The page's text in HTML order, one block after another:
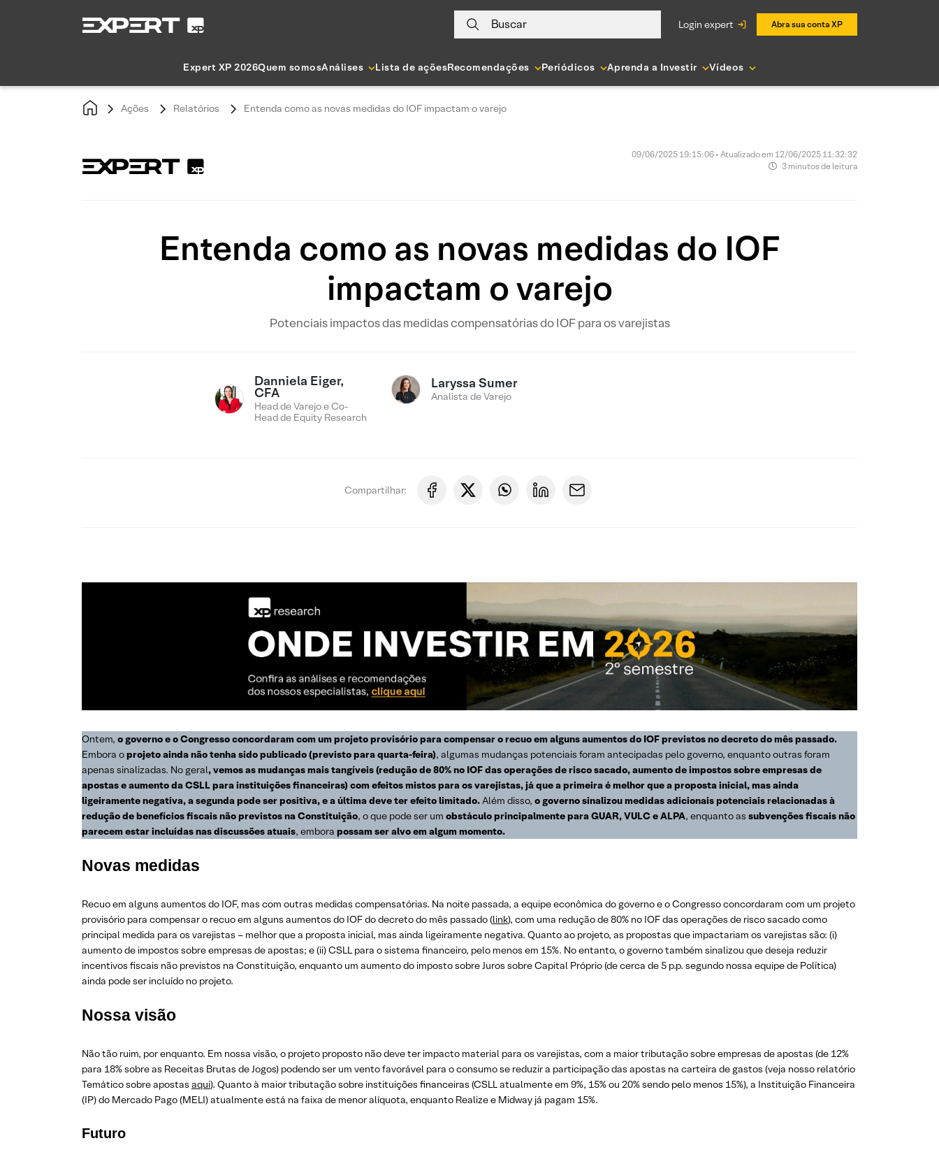
Buscar login expert Abra sua conta XP
Expert XP 2026Quem somosAnálises Lista de açõesRecomendações Periódicos Aprenda a Investir Vídeos
Ações Relatórios Entenda como as novas medidas do IOF impactam o varejo
09/06/2025 19:15:06 • Atualizado em 12/06/2025 11:32:32
3 minutos de leitura
Entenda como as novas medidas do IOF
impactam o varejo
Potenciais impactos das medidas compensatórias do IOF para os varejistas
Danniela Eiger,
CFA
Head de Varejo e Co-
Head de Equity Research
Laryssa Sumer
Analista de Varejo
Compartilhar:
Ontem, o governo e o Congresso concordaram com um projeto provisório para compensar o recuo em alguns aumentos do IOF previstos no decreto do mês passado.
Embora oprojeto ainda não tenha sido publicado (previsto para quarta-feira), algumas mudanças potenciais foram antecipadas pelo governo, enquanto outras foram
apenas sinalizadas. No geral, vemos as mudanças mais tangíveis (redução de 80% no IOF das operações de risco sacado, aumento de impostos sobre empresas de
apostas e aumento da CSLL para instituições financeiras) com efeitos mistos para os varejistas, já que a primeira é melhor que a proposta inicial, mas ainda
ligeiramente negativa, a segunda pode ser positiva, e a última deve ter efeito limitado.Além disso, o governo sinalizou medidas adicionais potenciais relacionadas à
redução de benefícios fiscais não previstos na Constituição, o que pode ser um obstáculo principalmente para GUAR, VULC e ALPA, enquanto as subvenções fiscais não
parecem estar incluídas nas discussões atuais, embora possam ser alvo em algum momento.
Novas medidas
Recuo em alguns aumentos do IOF, mas com outras medidas compensatórias. Na noite passada, a equipe econômica do governo e o Congresso concordaram com um projeto
provisório para compensar o recuo em alguns aumentos do IOF do decreto do mês passado (link), com uma redução de 80% no IOF das operações de risco sacado como
principal medida para os varejistas – melhor que a proposta inicial, mas ainda ligeiramente negativa. Quanto ao projeto, as propostas que impactariam os varejistas são: (i)
aumento de impostos sobre empresas de apostas; e (ii) CSLL para o sistema financeiro, pelo menos em 15%. No entanto, o governo também sinalizou que deseja reduzir
incentivos fiscais não previstos na Constituição, enquanto um aumento do imposto sobre Juros sobre Capital Próprio (de cerca de 5 p.p. segundo nossa equipe de Política)
ainda pode ser incluído no projeto.
Nossa visão
Não tão ruim, por enquanto. Em nossa visão, o projeto proposto não deve ter impacto material para os varejistas, com a maior tributação sobre empresas de apostas (de 12%
para 18% sobre as Receitas Brutas de Jogos) podendo ser um vento favorável para o consumo se reduzir a participação das apostas na carteira de gastos (veja nosso relatório
Temático sobre apostas aqui). Quanto à maior tributação sobre instituições financeiras (CSLL atualmente em 9%, 15% ou 20% sendo pelo menos 15%), a Instituição Financeira
(IP) do Mercado Pago (MELI) atualmente está na faixa de menor alíquota, enquanto Realize e Midway já pagam 15%.
Futuro